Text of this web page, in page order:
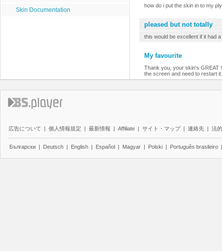
Skin Documentation
how do i put the skin in to my
pleased but not totally
this would be excellent if it had
My favourite
Thank you, your skin's GREAT
the screen and need to restart it.
広告について | 個人情報規定 | 最新情報 | Affiliate | サイト・マップ | 連絡先 | 法
Български | Deutsch | English | Español | Magyar | Polski | Português brasileiro